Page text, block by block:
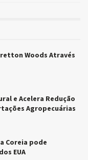
Woods Através
e Acelera Redução
Agropecuárias
Coreia pode
EUA